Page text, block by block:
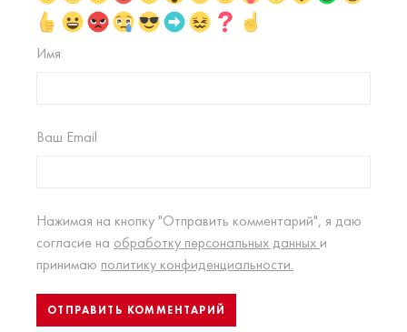
Имя
Ваш Email
Нажимая на кнопку "Отправить комментарий", я даю
согласие на обработку персональных данных и
принимаю политику конфиденциальности.